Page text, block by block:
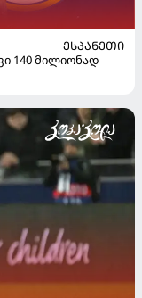
ᲔᲡᲞᲐᲜᲔᲗᲘ
140 მილიონად